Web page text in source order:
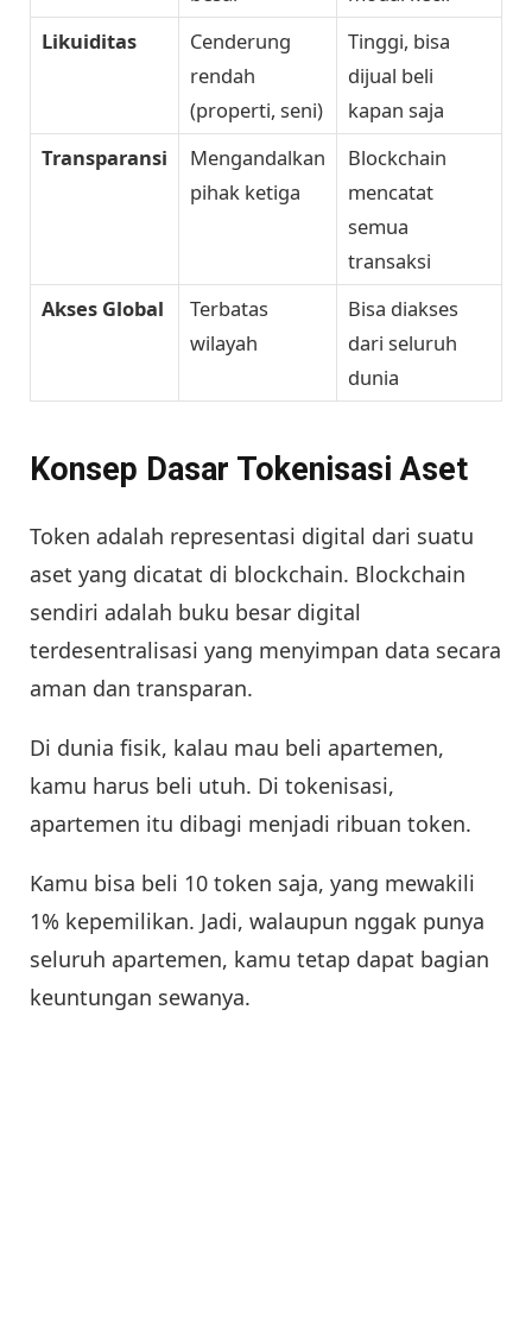
Likuiditas
Cenderung
rendah
(properti, seni)
Tinggi, bisa
dijual beli
kapan saja
Transparansi
Mengandalkan
pihak ketiga
Blockchain
mencatat
semua
transaksi
Akses Global
Terbatas
wilayah
Bisa diakses
dari seluruh
dunia
Konsep Dasar Tokenisasi Aset
Token adalah representasi digital dari suatu
aset yang dicatat di blockchain. Blockchain
sendiri adalah buku besar digital
terdesentralisasi yang menyimpan data secara
aman dan transparan.
Di dunia fisik, kalau mau beli apartemen,
kamu harus beli utuh. Di tokenisasi,
apartemen itu dibagi menjadi ribuan token.
Kamu bisa beli 10 token saja, yang mewakili
1% kepemilikan. Jadi, walaupun nggak punya
seluruh apartemen, kamu tetap dapat bagian
keuntungan sewanya.